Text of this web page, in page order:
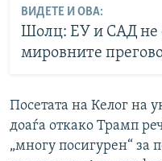
ВИДЕТЕ И ОВА:
Шолц: ЕУ и САД не
мировните
Посетата на Келог на
доаѓа откако Трамп
„многу посигурен“ за